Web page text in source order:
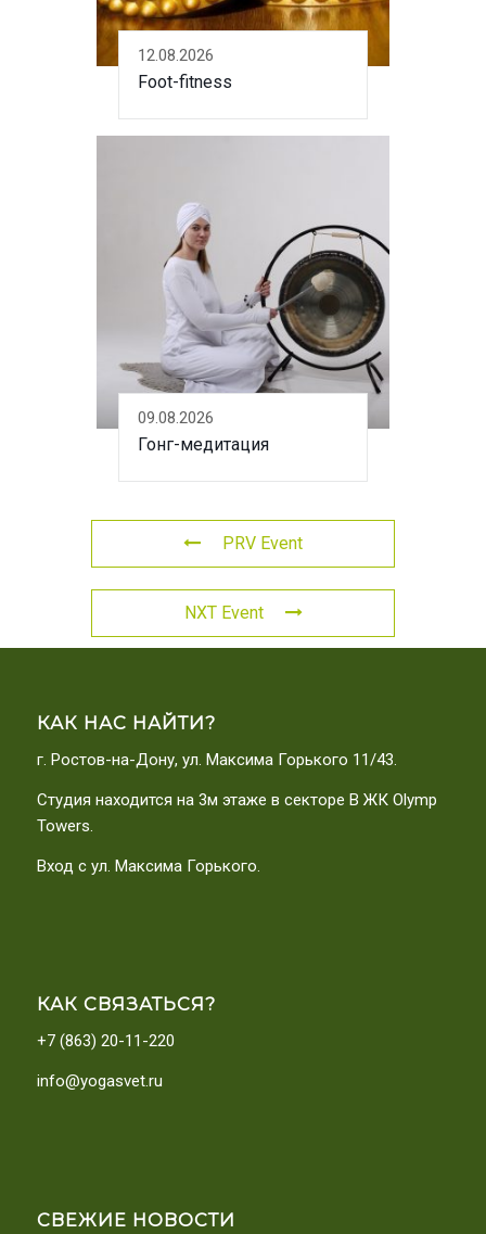
12.08.2026
Foot-fitness
09.08.2026
Гонг-медитация
PRV Event
NXT Event
КАК НАС НАЙТИ?
г. Ростов-на-Дону, ул. Максима Горького 11/43.
Студия находится на 3м этаже в секторе В ЖК Olymp
Towers.
Вход с ул. Максима Горького.
КАК СВЯЗАТЬСЯ?
+7 (863) 20-11-220
info@yogasvet.ru
СВЕЖИЕ НОВОСТИ